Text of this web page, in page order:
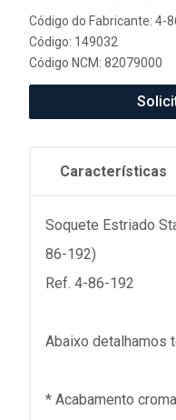
Código do Fabricante: 4-
Código: 149032
Código NCM: 82079000
Características
Soquete Estriado
86-192)
Ref. 4-86-192
Abaixo detalhamos
* Acabamento